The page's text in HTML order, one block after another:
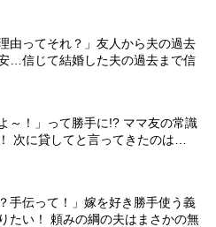
由ってそれ？」友人から夫の過去
…信じて結婚した夫の過去まで信
～！」って勝手に!? ママ友の常識
次に貸してと言ってきたのは…
手伝って！」嫁を好き勝手使う義
たい！ 頼みの綱の夫はまさかの無